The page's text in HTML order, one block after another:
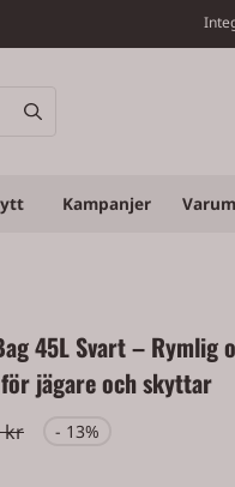
Kampanjer
45L Svart – Rymlig
jägare och skyttar
kr - 13%